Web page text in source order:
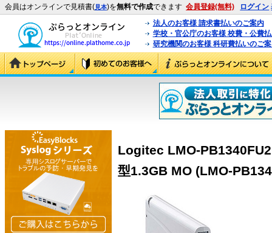
会員はオンラインで見積書(見本)を無料で作成できます 会員登録(無料) ログイン
法人のお客様 請求書払いのご案内
学校・官公庁のお客様 校費・公費
研究機関のお客様 科研費払いのご
Logitec LMO-
型1.3GB MO (LMO-